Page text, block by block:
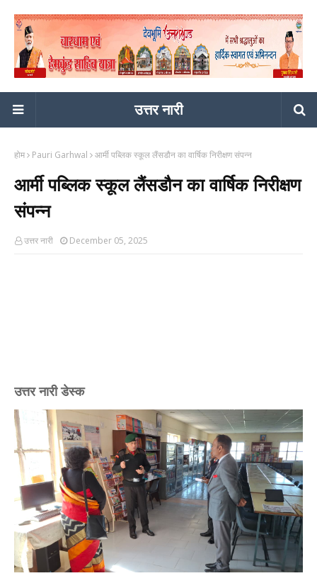
उत्तर नारी
होम Pauri Garhwal आर्मी पब्लिक स्कूल लैंसडौन का वार्षिक निरीक्षण संपन्न
आर्मी पब्लिक स्कूल लैंसडौन का वार्षिक निरीक्षण
संपन्न
उत्तर नारी December 05, 2025
उत्तर नारी डेस्क